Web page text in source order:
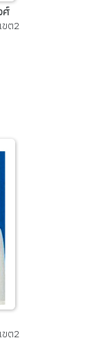
ศ์
ขต2
ขต2